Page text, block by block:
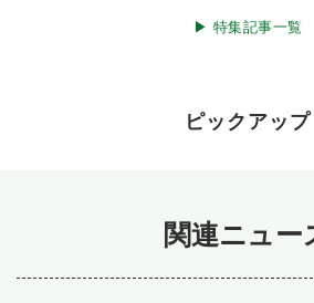
▶︎ 特集記事一覧
ピックアップ
関連ニュー